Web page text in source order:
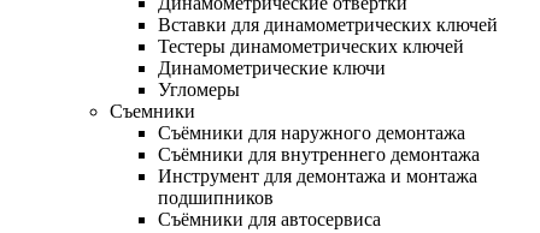
Вставки для динамометрических ключей
Тестеры динамометрических ключей
Динамометрические ключи
Угломеры
Съемники
Съёмники для наружного демонтажа
Съёмники для внутреннего демонтажа
Инструмент для демонтажа и монтажа
подшипников
Съёмники для автосервиса